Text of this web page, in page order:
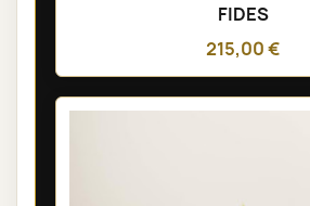
FIDES
215,00 €